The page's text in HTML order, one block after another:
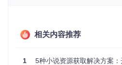
编辑"，能自动识别并过滤掉所有
相关内容推荐
1 5种小说资源获取解决方案：开源工